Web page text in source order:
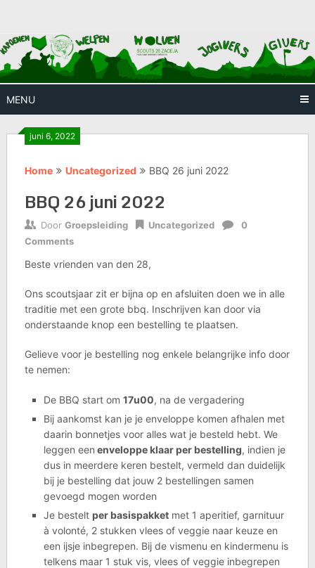
content
Scouts
28
Zaoeja
MENU
juni 6, 2022
Home Uncategorized BBQ 26 juni 2022
BBQ 26 juni 2022
Door Groepsleiding Uncategorized
0
Comments
Beste vrienden van den 28,
Ons scoutsjaar zit er bijna op en afsluiten doen we in alle
traditie met een grote bbq. Inschrijven kan door via
onderstaande knop een bestelling te plaatsen.
Gelieve voor je bestelling nog enkele belangrijke info door
te nemen:
De BBQ start om 17u00, na de vergadering
Bij aankomst kan je je enveloppe komen afhalen met
daarin bonnetjes voor alles wat je besteld hebt. We
leggen een enveloppe klaar per bestelling, indien je
dus in meerdere keren bestelt, vermeld dan duidelijk
bij je bestelling dat jouw 2 bestellingen samen
gevoegd mogen worden
Je bestelt per basispakketmet 1 aperitief, garnituur
à volonté, 2 stukken vlees of veggie naar keuze en
een ijsje inbegrepen. Bij de vismenu en kindermenu is
telkens maar 1 stuk vis, vlees of veggie inbegrepen